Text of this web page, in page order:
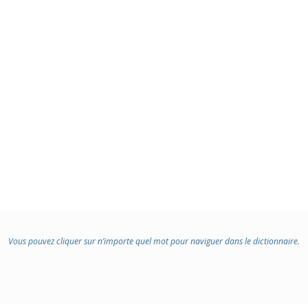
Vous pouvez cliquer sur n’importe quel mot pour naviguer dans le dictionnaire.